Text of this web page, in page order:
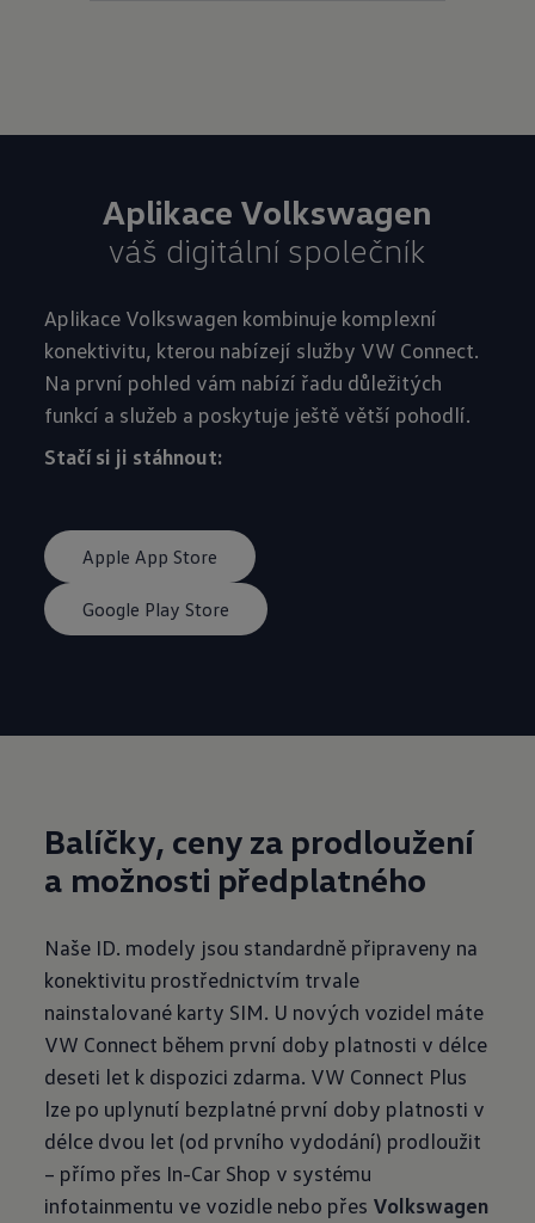
Aplikace Volkswagen
váš digitální společník
Aplikace Volkswagen kombinuje komplexní
konektivitu, kterou nabízejí služby VW Connect.
Na první pohled vám nabízí řadu důležitých
funkcí a služeb a poskytuje ještě větší pohodlí.
Stačí si ji stáhnout:
Apple App Store
Google Play Store
Balíčky, ceny za prodloužení
a možnosti předplatného
Naše ID. modely jsou standardně připraveny na
konektivitu prostřednictvím trvale
nainstalované karty SIM. U nových vozidel máte
VW Connect během první doby platnosti v délce
deseti let k dispozici zdarma. VW Connect Plus
lze po uplynutí bezplatné první doby platnosti v
délce dvou let (od prvního vydodání) prodloužit
– přímo přes In-Car Shop v systému
infotainmentu ve vozidle nebo přes Volkswagen